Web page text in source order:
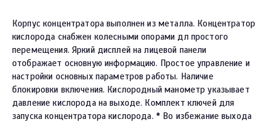
Корпус концентратора выполнен из металла. Концентратор
кислорода снабжен колесными опорами дл простого
перемещения. Яркий дисплей на лицевой панели
отображает основную информацию. Простое управление и
настройки основных параметров работы. Наличие
блокировки включения. Кислородный манометр указывает
давление кислорода на выходе. Комплект ключей для
запуска концентратора кислорода. * Во избежание выхода